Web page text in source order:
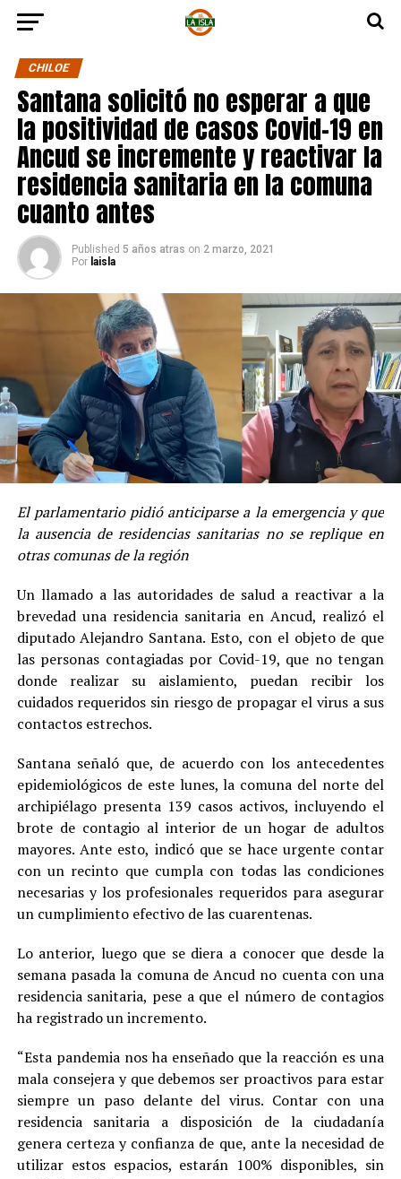
CHILOE
Santana solicitó no esperar a que
la positividad de casos Covid-19 en
Ancud se incremente y reactivar la
residencia sanitaria en la comuna
cuanto antes
Published 5 años atras on 2 marzo, 2021
Por laisla
El parlamentario pidió anticiparse a la emergencia y que
la ausencia de residencias sanitarias no se replique en
otras comunas de la región
Un llamado a las autoridades de salud a reactivar a la
brevedad una residencia sanitaria en Ancud, realizó el
diputado Alejandro Santana. Esto, con el objeto de que
las personas contagiadas por Covid-19, que no tengan
donde realizar su aislamiento, puedan recibir los
cuidados requeridos sin riesgo de propagar el virus a sus
contactos estrechos.
Santana señaló que, de acuerdo con los antecedentes
epidemiológicos de este lunes, la comuna del norte del
archipiélago presenta 139 casos activos, incluyendo el
brote de contagio al interior de un hogar de adultos
mayores. Ante esto, indicó que se hace urgente contar
con un recinto que cumpla con todas las condiciones
necesarias y los profesionales requeridos para asegurar
un cumplimiento efectivo de las cuarentenas.
Lo anterior, luego que se diera a conocer que desde la
semana pasada la comuna de Ancud no cuenta con una
residencia sanitaria, pese a que el número de contagios
ha registrado un incremento.
“Esta pandemia nos ha enseñado que la reacción es una
mala consejera y que debemos ser proactivos para estar
siempre un paso delante del virus. Contar con una
residencia sanitaria a disposición de la ciudadanía
genera certeza y confianza de que, ante la necesidad de
utilizar estos espacios, estarán 100% disponibles, sin